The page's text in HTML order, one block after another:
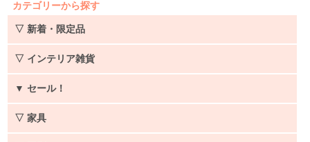
カテゴリーから探す
▽ 新着・限定品
▽ インテリア雑貨
▼ セール！
▽ 家具